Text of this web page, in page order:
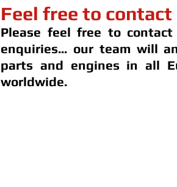
Feel free to contact
Please feel free to
enquiries... our team will
parts and engines in all
worldwide.